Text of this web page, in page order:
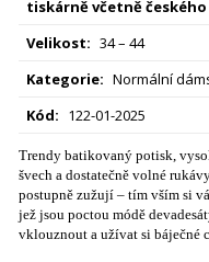
tiskárně včetně českého
Velikost: 34 – 44
Kategorie: Normální
Kód: 122-01-2025
Trendy batikovaný potisk,
švech a dostatečně volné
postupně zužují – tím vším si
jež jsou poctou módě
vklouznout a užívat si báječné